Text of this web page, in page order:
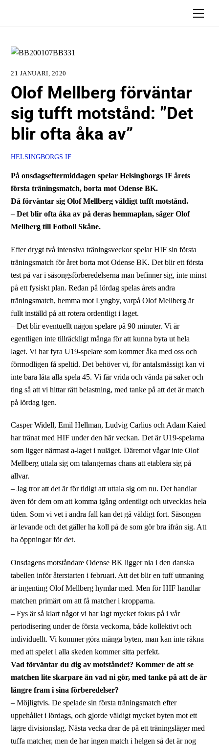
21 JANUARI, 2020
Olof Mellberg förväntar
sig tufft motstånd: ”Det
blir ofta åka av”
HELSINGBORGS IF
På onsdagseftermiddagen spelar Helsingborgs IF årets
första träningsmatch, borta mot Odense BK.
Då förväntar sig Olof Mellberg väldigt tufft motstånd.
– Det blir ofta åka av på deras hemmaplan, säger Olof
Mellberg till Fotboll Skåne.
Efter drygt två intensiva träningsveckor spelar HIF sin första
träningsmatch för året borta mot Odense BK. Det blir ett första
test på var i säsongsförberedelserna man befinner sig, inte minst
på ett fysiskt plan. Redan på lördag spelas årets andra
träningsmatch, hemma mot Lyngby, varpå Olof Mellberg är
fullt inställd på att rotera ordentligt i laget.
– Det blir eventuellt någon spelare på 90 minuter. Vi är
egentligen inte tillräckligt många för att kunna byta ut hela
laget. Vi har fyra U19-spelare som kommer åka med oss och
förmodligen få speltid. Det behöver vi, för antalsmässigt kan vi
inte bara låta alla spela 45. Vi får vrida och vända på saker och
ting så att vi hittar rätt belastning, med tanke på att det är match
på lördag igen.
Casper Widell, Emil Hellman, Ludvig Carlius och Adam Kaied
har tränat med HIF under den här veckan. Det är U19-spelarna
som ligger närmast a-laget i nuläget. Däremot vågar inte Olof
Mellberg uttala sig om talangernas chans att etablera sig på
allvar.
– Jag tror att det är för tidigt att uttala sig om nu. Det handlar
även för dem om att komma igång ordentligt och utvecklas hela
tiden. Som vi vet i andra fall kan det gå väldigt fort. Säsongen
är levande och det gäller ha koll på de som gör bra ifrån sig. Att
ha öppningar för det.
Onsdagens motståndare Odense BK ligger nia i den danska
tabellen inför återstarten i februari. Att det blir en tuff utmaning
är ingenting Olof Mellberg hymlar med. Men för HIF handlar
matchen primärt om att få matcher i kropparna.
– Fys är så klart något vi har lagt mycket fokus på i vår
periodisering under de första veckorna, både kollektivt och
individuellt. Vi kommer göra många byten, man kan inte räkna
med att spelet i alla skeden kommer sitta perfekt.
Vad förväntar du dig av motståndet? Kommer de att se
matchen lite skarpare än vad ni gör, med tanke på att de är
längre fram i sina förberedelser?
– Möjligtvis. De spelade sin första träningsmatch efter
uppehållet i lördags, och gjorde väldigt mycket byten mot ett
lägre divisionslag. Nästa vecka drar de på ett träningsläger med
tuffa matcher, men de har ingen match i helgen så det är nog